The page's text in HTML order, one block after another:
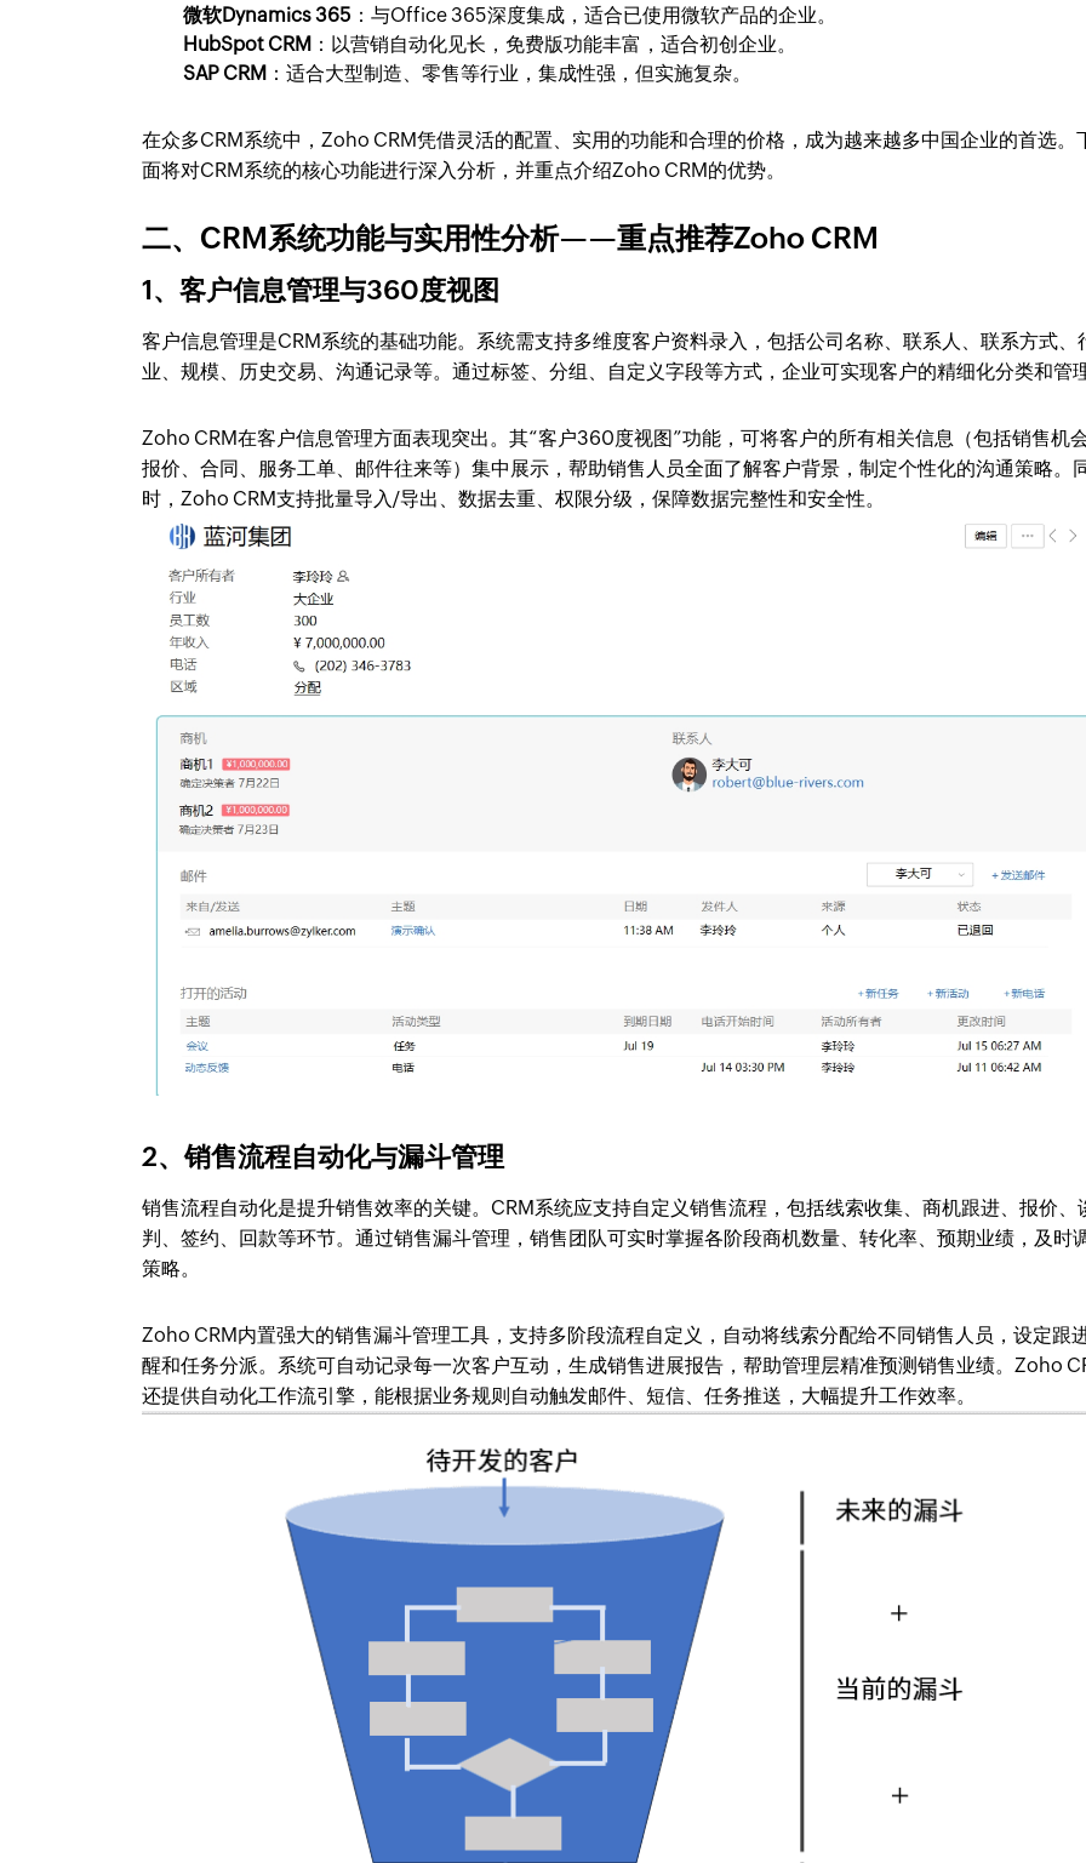
微软Dynamics 365 ：与Office 365深度集成，适合已使用微软产品的企业。
HubSpot CRM ：以营销自动化见长，免费版功能丰富，适合初创企业。
SAP CRM ：适合大型制造、零售等行业，集成性强，但实施复杂。
在众多CRM系统中，Zoho CRM凭借灵活的配置、实用的功能和合理的价格，成为越来越多中国企业的首选。
面将对CRM系统的核心功能进行深入分析，并重点介绍Zoho CRM的优势。
二、CRM系统功能与实用性分析——重点推荐Zoho CRM
1、客户信息管理与360度视图
客户信息管理是CRM系统的基础功能。系统需支持多维度客户资料录入，包括公司名称、联系人、联系方式、
业、规模、历史交易、沟通记录等。通过标签、分组、自定义字段等方式，企业可实现客户的精细化分类和管
Zoho CRM在客户信息管理方面表现突出。其“客户360度视图”功能，可将客户的所有相关信息（包括销售机
报价、合同、服务工单、邮件往来等）集中展示，帮助销售人员全面了解客户背景，制定个性化的沟通策略。
时，Zoho CRM支持批量导入/导出、数据去重、权限分级，保障数据完整性和安全性。
2、销售流程自动化与漏斗管理
销售流程自动化是提升销售效率的关键。CRM系统应支持自定义销售流程，包括线索收集、商机跟进、报价、
判、签约、回款等环节。通过销售漏斗管理，销售团队可实时掌握各阶段商机数量、转化率、预期业绩，及时
策略。
Zoho CRM内置强大的销售漏斗管理工具，支持多阶段流程自定义，自动将线索分配给不同销售人员，设定跟
醒和任务分派。系统可自动记录每一次客户互动，生成销售进展报告，帮助管理层精准预测销售业绩。Zoho
还提供自动化工作流引擎，能根据业务规则自动触发邮件、短信、任务推送，大幅提升工作效率。